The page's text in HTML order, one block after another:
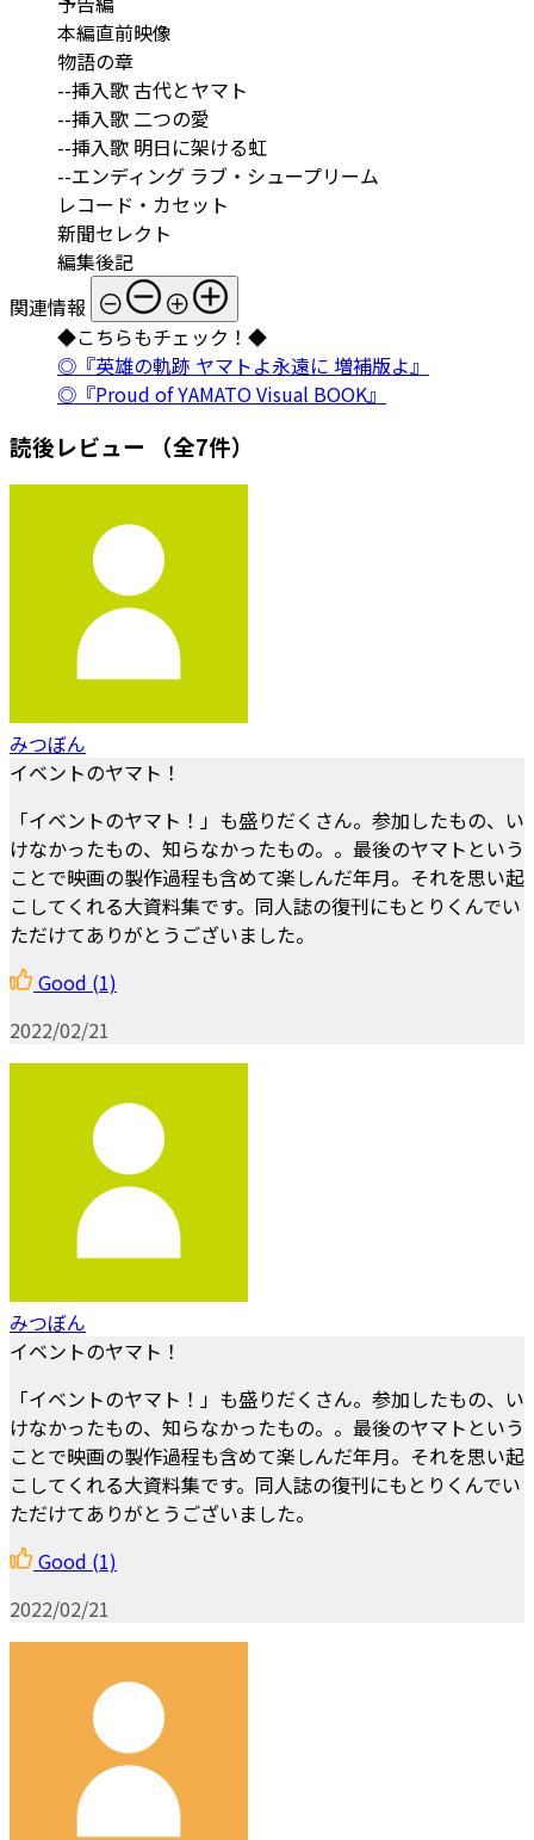
本編直前映像
物語の章
--挿入歌 古代とヤマト
--挿入歌 二つの愛
--挿入歌 明日に架ける虹
--エンディング ラブ・シュープリーム
レコード・カセット
新聞セレクト
編集後記
関連情報
◆こちらもチェック！◆
◎『英雄の軌跡 ヤマトよ永遠に 増補版よ』
◎『Proud of YAMATO Visual BOOK』
読後レビュー （全7件）
みつぼん
イベントのヤマト！
「イベントのヤマト！」も盛りだくさん。参加したもの、い
けなかったもの、知らなかったもの。。最後のヤマトという
ことで映画の製作過程も含めて楽しんだ年月。それを思い起
こしてくれる大資料集です。同人誌の復刊にもとりくんでい
ただけてありがとうございました。
Good (1)
2022/02/21
みつぼん
イベントのヤマト！
「イベントのヤマト！」も盛りだくさん。参加したもの、い
けなかったもの、知らなかったもの。。最後のヤマトという
ことで映画の製作過程も含めて楽しんだ年月。それを思い起
こしてくれる大資料集です。同人誌の復刊にもとりくんでい
ただけてありがとうございました。
Good (1)
2022/02/21